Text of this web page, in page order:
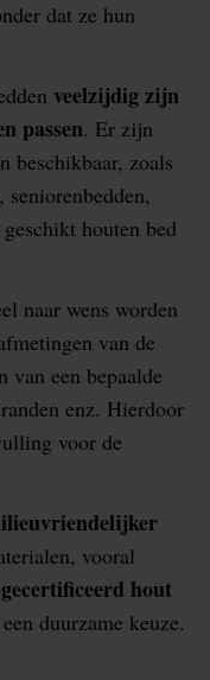
dat ze hun
veelzijdig zijn
passen. Er zijn
beschikbaar, zoals
seniorenbedden,
houten bed
naar wens worden
van de
van een bepaalde
enz. Hierdoor
voor de
vooral
hout
duurzame keuze.